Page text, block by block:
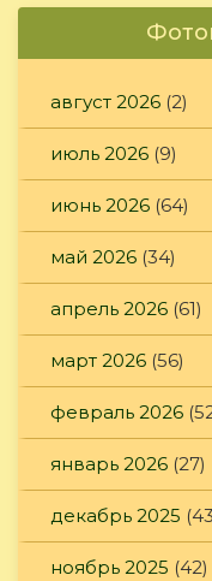
август 2026 (2)
июль 2026 (9)
июнь 2026 (64)
май 2026 (34)
апрель 2026 (61)
март 2026 (56)
февраль 2026
январь 2026 (27)
декабрь 2025
ноябрь 2025 (42)